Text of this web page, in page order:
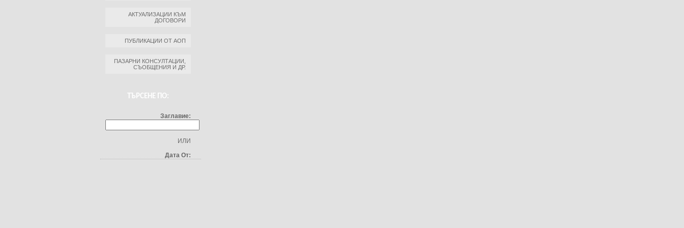
АКТУАЛИЗАЦИИ КЪМ
ДОГОВОРИ
ПУБЛИКАЦИИ ОТ АОП
ПАЗАРНИ КОНСУЛТАЦИИ,
СЪОБЩЕНИЯ И ДР.
ТЪРСЕНЕ ПО:
Заглавие:
ИЛИ
Дата От: